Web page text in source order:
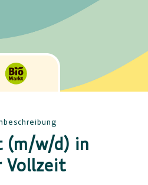
(m/w/d) in
Vollzeit